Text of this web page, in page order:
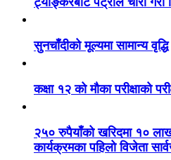
सुनचाँदीको मूल्यमा सामान्य वृद्धि
कक्षा १२ को मौका परीक्षाको
२५० रुपैयाँको खरिदमा १०
कार्यक्रमका पहिलो विजेता